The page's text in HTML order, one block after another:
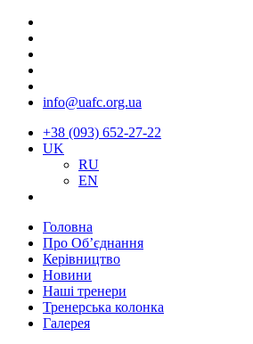
info@uafc.org.ua
+38 (093) 652-27-22
UK
RU
EN
Головна
Про Об’єднання
Керівництво
Новини
Наші тренери
Тренерська колонка
Галерея